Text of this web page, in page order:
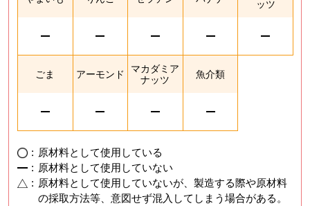
ッツ
ごま アーモンド
マカダミア
ナッツ
魚介類
: 原材料として使用している
: 原材料として使用していない
: 原材料として使用していないが、製造する際や原材料
の採取方法等、意図せず混入してしまう場合がある。